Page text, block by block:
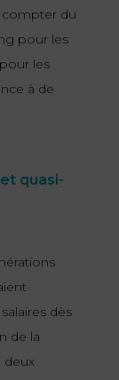
compter du
pour les
les
à de
quasi-
dès
de la
deux